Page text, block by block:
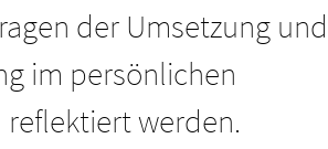
Ö-CERT-ifiziert!
der Umsetzung und
im persönlichen
reflektiert werden.